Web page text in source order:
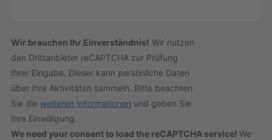
Wir brauchen Ihr Einverständnis! Wir nutzen
den Drittanbieter reCAPTCHA zur Prüfung
Ihrer Eingabe. Dieser kann persönliche Daten
über Ihre Aktivitäten sammeln. Bitte beachten
Sie die weiteren Informationen und geben Sie
Ihre Einwilligung.
We need your consent to load the reCAPTCHA service! We